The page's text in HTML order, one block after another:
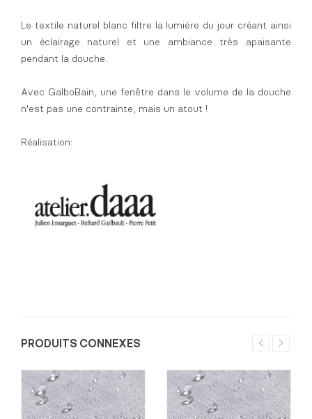
Le textile naturel blanc filtre la lumière du jour créant ainsi
un éclairage naturel et une ambiance très apaisante
pendant la douche.
Avec GalboBain, une fenêtre dans le volume de la douche
n'est pas une contrainte, mais un atout !
Réalisation:
PRODUITS CONNEXES